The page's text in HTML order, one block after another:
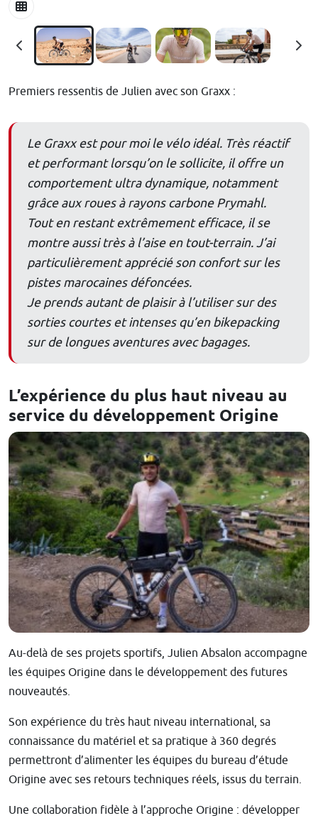
Premiers ressentis de Julien avec son Graxx :
Le Graxx est pour moi le vélo idéal. Très réactif
et performant lorsqu’on le sollicite, il offre un
comportement ultra dynamique, notamment
grâce aux roues à rayons carbone Prymahl.
Tout en restant extrêmement efficace, il se
montre aussi très à l’aise en tout-terrain. J’ai
particulièrement apprécié son confort sur les
pistes marocaines défoncées.
Je prends autant de plaisir à l’utiliser sur des
sorties courtes et intenses qu’en bikepacking
sur de longues aventures avec bagages.
L’expérience du plus haut niveau au
service du développement Origine
Au-delà de ses projets sportifs, Julien Absalon accompagne
les équipes Origine dans le développement des futures
nouveautés.
Son expérience du très haut niveau international, sa
connaissance du matériel et sa pratique à 360 degrés
permettront d’alimenter les équipes du bureau d’étude
Origine avec ses retours techniques réels, issus du terrain.
Une collaboration fidèle à l’approche Origine : développer